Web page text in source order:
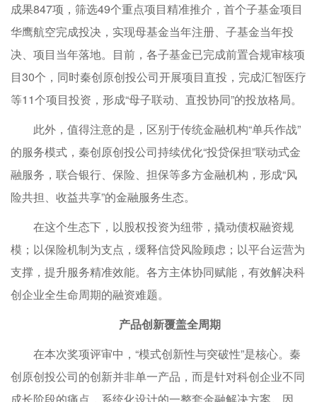
成果847项，筛选49个重点项目精准推介，首个子基金项目
华鹰航空完成投决，实现母基金当年注册、子基金当年投
决、项目当年落地。目前，各子基金已完成前置合规审核项
目30个，同时秦创原创投公司开展项目直投，完成汇智医疗
等11个项目投资，形成“母子联动、直投协同”的投放格局。
此外，值得注意的是，区别于传统金融机构“单兵作战”
的服务模式，秦创原创投公司持续优化“投贷保担”联动式金
融服务，联合银行、保险、担保等多方金融机构，形成“风
险共担、收益共享”的金融服务生态。
在这个生态下，以股权投资为纽带，撬动债权融资规
模；以保险机制为支点，缓释信贷风险顾虑；以平台运营为
支撑，提升服务精准效能。各方主体协同赋能，有效解决科
创企业全生命周期的融资难题。
产品创新覆盖全周期
在本次奖项评审中，“模式创新性与突破性”是核心。秦
创原创投公司的创新并非单一产品，而是针对科创企业不同